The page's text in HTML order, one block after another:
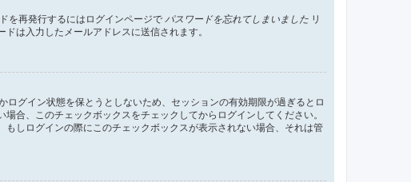
を再発行するにはログインページで パスワードを忘れてしまいました リ
は入力したメールアドレスに送信されます。
グイン状態を保とうとしないため、セッションの有効期限が過ぎるとロ
合、このチェックボックスをチェックしてからログインしてください。
しログインの際にこのチェックボックスが表示されない場合、それは管